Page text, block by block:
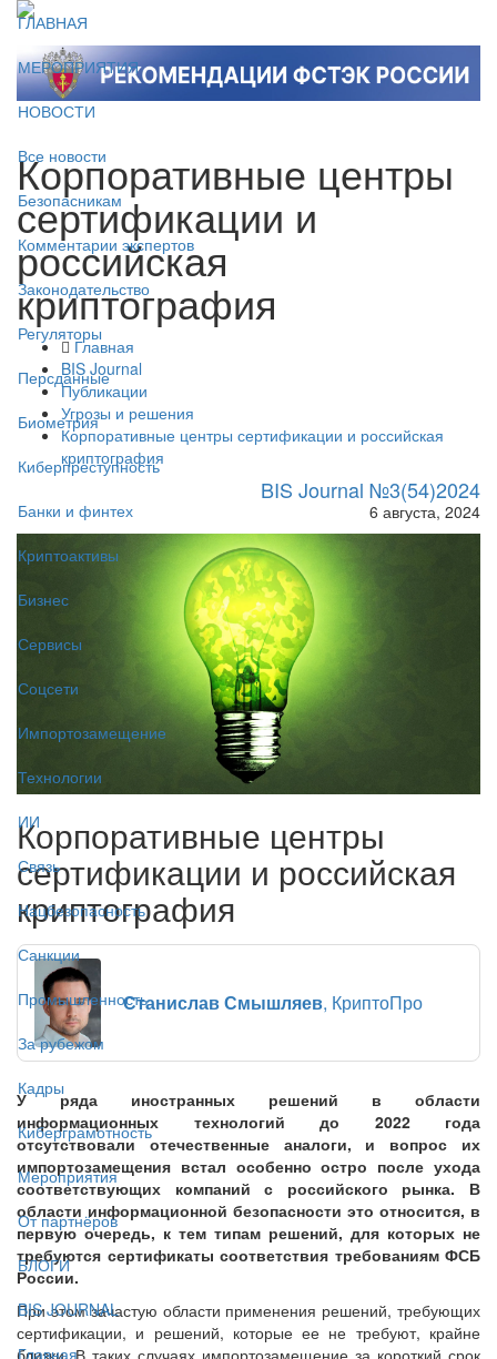
ГЛАВНАЯ
МЕРОПРИЯТИЯ
НОВОСТИ
Все новости
Безопасникам
Комментарии экспертов
Законодательство
Регуляторы
Персданные
Биометрия
Киберпреступность
Банки и финтех
Криптоактивы
Бизнес
Сервисы
Соцсети
Импортозамещение
Технологии
ИИ
Связь
Нацбезопасность
Санкции
Промышленность
За рубежом
Кадры
Киберграмотность
Мероприятия
От партнёров
БЛОГИ
BIS JOURNAL
Главная
Корпоративные центры
сертификации и
российская
криптография
Главная
BIS Journal
Публикации
Угрозы и решения
Корпоративные центры сертификации и российская
криптография
BIS Journal №3(54)2024
6 августа, 2024
Корпоративные центры
сертификации и российская
криптография
Станислав Смышляев, КриптоПро
У ряда иностранных решений в области
информационных технологий до 2022 года
отсутствовали отечественные аналоги, и вопрос их
импортозамещения встал особенно остро после ухода
соответствующих компаний с российского рынка. В
области информационной безопасности это относится, в
первую очередь, к тем типам решений, для которых не
требуются сертификаты соответствия требованиям ФСБ
России.
При этом зачастую области применения решений, требующих
сертификации, и решений, которые ее не требуют, крайне
близки. В таких случаях импортозамещение за короткий срок